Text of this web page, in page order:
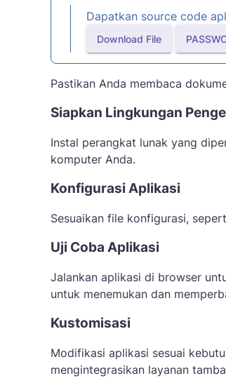
Dapatkan source code
Download File
Pastikan Anda membaca
Siapkan Lingkungan
Instal perangkat lunak yang
komputer Anda.
Konfigurasi Aplikasi
Sesuaikan file konfigurasi,
Uji Coba Aplikasi
Jalankan aplikasi di browser
untuk menemukan dan
Kustomisasi
Modifikasi aplikasi sesuai
mengintegrasikan layanan